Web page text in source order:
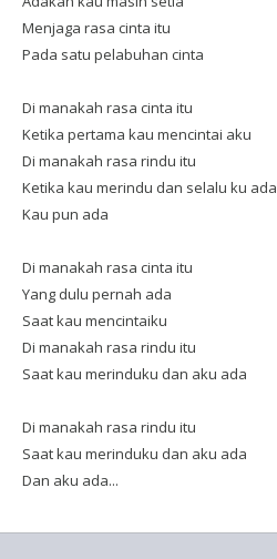
Menjaga rasa cinta itu
Pada satu pelabuhan cinta
Di manakah rasa cinta itu
Ketika pertama kau mencintai aku
Di manakah rasa rindu itu
Ketika kau merindu dan selalu ku ada
Kau pun ada
Di manakah rasa cinta itu
Yang dulu pernah ada
Saat kau mencintaiku
Di manakah rasa rindu itu
Saat kau merinduku dan aku ada
Di manakah rasa rindu itu
Saat kau merinduku dan aku ada
Dan aku ada...